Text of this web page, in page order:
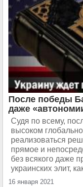
После победы
даже
Судя по всему,
высоком
реализоваться
прямое и
без всякого даже
украинских элит,
16 января 2021